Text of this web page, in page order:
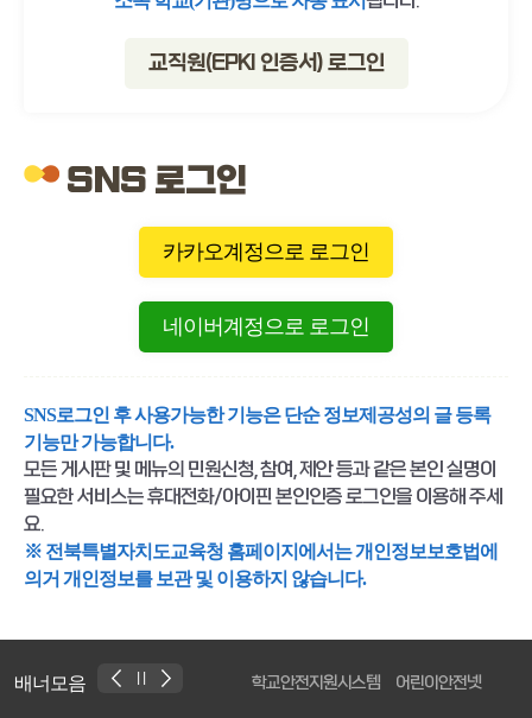
교직원(EPKI 인증서) 로그인
SNS 로그인
카카오계정으로 로그인
네이버계정으로 로그인
SNS로그인 후 사용가능한 기능은 단순 정보제공성의 글 등록
기능만 가능합니다.
모든 게시판 및 메뉴의 민원신청, 참여, 제안 등과 같은 본인 실명이
필요한 서비스는 휴대전화/아이핀 본인인증 로그인을 이용해 주세
요.
※ 전북특별자치도교육청 홈페이지에서는 개인정보보호법에
의거 개인정보를 보관 및 이용하지 않습니다.
배너모음 학교안전지원시스템 어린이안전넷